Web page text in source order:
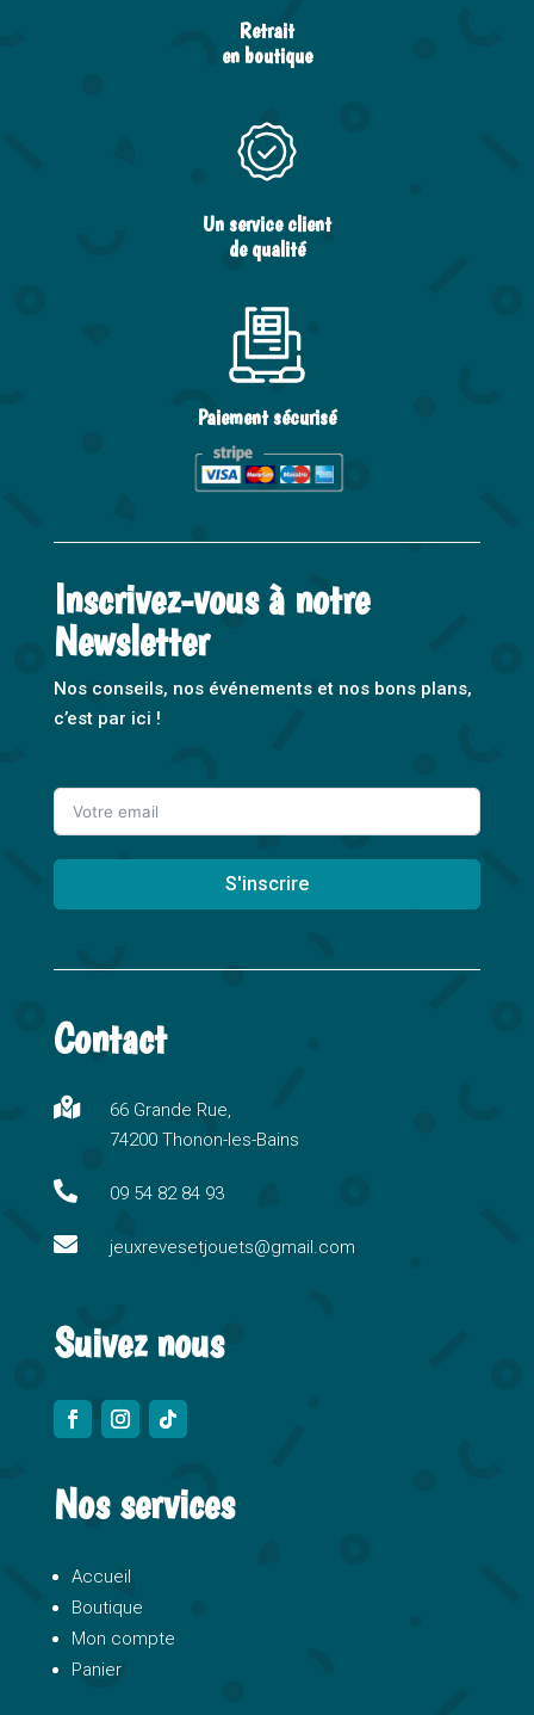
Retrait
en boutique
Un service client
de qualité
Paiement sécurisé
Inscrivez-vous à notre
Newsletter
Nos conseils, nos événements et nos bons plans,
c’est par ici !
S'inscrire
l
e
n
a
i
e
Contact

66 Grande Rue,
74200 Thonon-les-Bains
 09 54 82 84 93
 jeuxrevesetjouets@gmail.com
Suivez nous
Nos services
Accueil
Boutique
Mon compte
Panier